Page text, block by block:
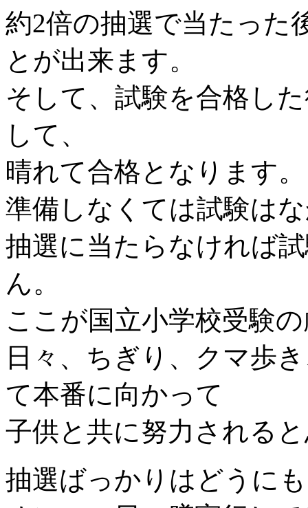
約2倍の抽選で当たった
とが出来ます。
そして、試験を合格し
して、
晴れて合格となります。
準備しなくては試験は
抽選に当たらなければ
ん。
ここが国立小学校受験
日々、ちぎり、クマ歩
て本番に向かって
子供と共に努力される
抽選ばっかりはどうに